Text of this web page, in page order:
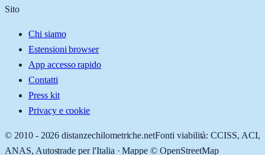
Sito
Chi siamo
Estensioni browser
App accesso rapido
Contatti
Press kit
Privacy e cookie
© 2010 - 2026 distanzechilometriche.netFonti viabilità: CCISS, ACI,
ANAS, Autostrade per l'Italia · Mappe © OpenStreetMap